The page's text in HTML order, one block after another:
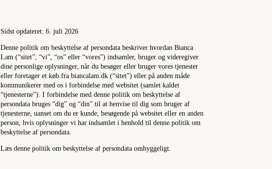
Sidst opdateret: 6. juli 2026
Denne politik om beskyttelse af persondata beskriver hvordan Bianca
Lam (“sitet”, “vi”, “os” eller “vores”) indsamler, bruger og videregiver
dine personlige oplysninger, når du besøger eller bruger vores tjenester
eller foretager et køb fra biancalam.dk (“sitet”) eller på anden måde
kommunikerer med os i forbindelse med websitet (samlet kaldet
“tjenesterne”). I forbindelse med denne politik om beskyttelse af
persondata bruges “dig” og “din” til at henvise til dig som bruger af
tjenesterne, uanset om du er kunde, besøgende på websitet eller en anden
person, hvis oplysninger vi har indsamlet i henhold til denne politik om
beskyttelse af persondata.
Læs denne politik om beskyttelse af persondata omhyggeligt.